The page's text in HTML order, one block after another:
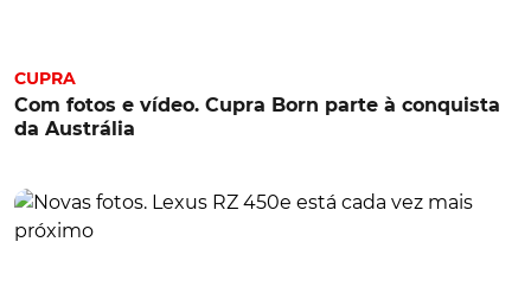
CUPRA
Com fotos e vídeo. Cupra Born parte à conquista
da Austrália